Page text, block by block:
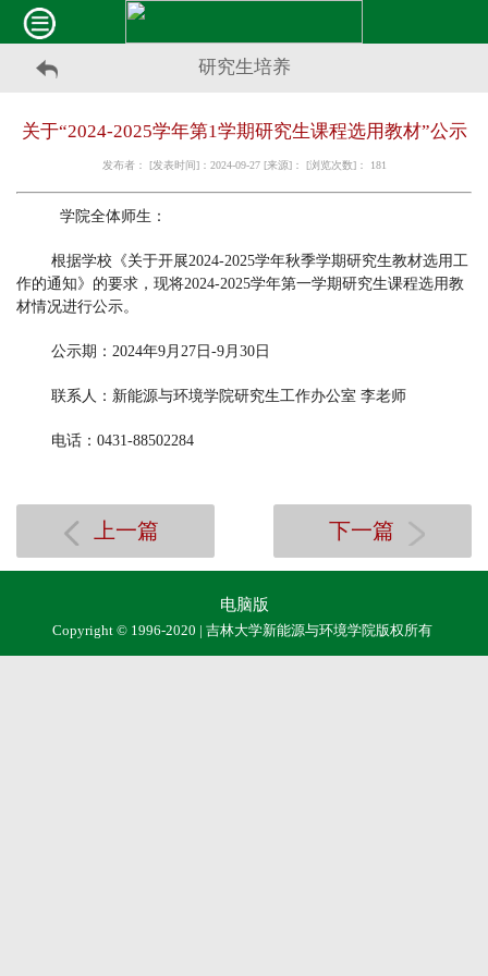
研究生培养
关于“2024-2025学年第1学期研究生课程选用教材”公示
发布者： [发表时间]：2024-09-27 [来源]： [浏览次数]： 181
学院全体师生：
根据学校《关于开展2024-2025学年秋季学期研究生教材选用工
作的通知》的要求 ，现将2024-2025学年第一学期研究生课程选用教
材情况进行公示。
公示期：2024年9月 27 日 -9月 30 日
联系人：新能源与环境学院研究生工作办公室 李老师
电话：0431-88502284
上一篇 下一篇
电脑版
Copyright © 1996-2020 | 吉林大学新能源与环境学院版权所有